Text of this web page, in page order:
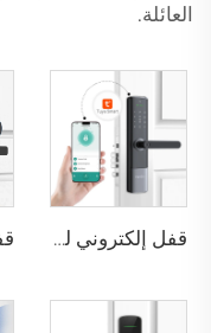
العائلة.
قفل إلكتروني للباب السكني مع مقبض بصمة الإصبع عبر تطبيق Tuya K6